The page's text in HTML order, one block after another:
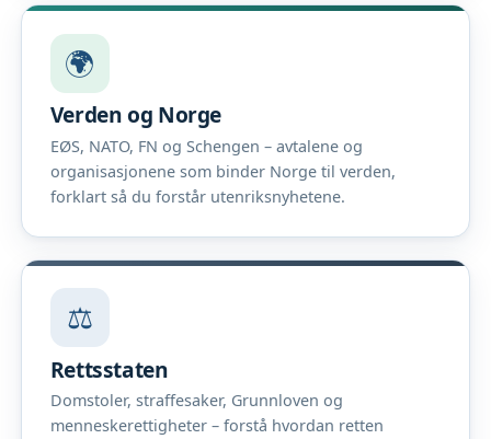
🌍
Verden og Norge
EØS, NATO, FN og Schengen – avtalene og
organisasjonene som binder Norge til verden,
forklart så du forstår utenriksnyhetene.
⚖️
Rettsstaten
Domstoler, straffesaker, Grunnloven og
menneskerettigheter – forstå hvordan retten